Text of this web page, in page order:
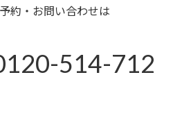
約・お問い合わせは
514-712